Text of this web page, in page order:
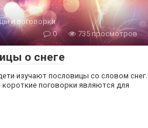
и поговорки
0
735 просмотров
о снеге
изучают пословицы со словом снег.
поговорки являются для